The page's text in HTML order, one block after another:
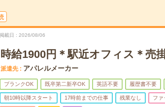
掲載日 2026/08/06
時給1900円＊駅近オフィス＊売
派遣先 アパレルメーカー
ブランクOK 既卒第二新卒OK 英語不要 履歴書不要
朝10時以降スタート 17時前までの仕事 残業なし ファ